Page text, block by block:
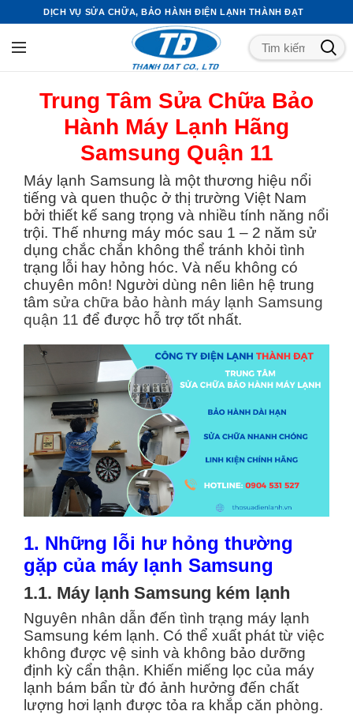
DỊCH VỤ SỬA CHỮA, BẢO HÀNH ĐIỆN LẠNH THÀNH ĐẠT
Trung Tâm Sửa Chữa Bảo
Hành Máy Lạnh Hãng
Samsung Quận 11
Máy lạnh Samsung là một thương hiệu nổi
tiếng và quen thuộc ở thị trường Việt Nam
bởi thiết kế sang trọng và nhiều tính năng nổi
trội. Thế nhưng máy móc sau 1 – 2 năm sử
dụng chắc chắn không thể tránh khỏi tình
trạng lỗi hay hỏng hóc. Và nếu không có
chuyên môn! Người dùng nên liên hệ trung
tâm sửa chữa bảo hành máy lạnh Samsung
quận 11 để được hỗ trợ tốt nhất.
1. Những lỗi hư hỏng thường
gặp của máy lạnh Samsung
1.1. Máy lạnh Samsung kém lạnh
Nguyên nhân dẫn đến tình trạng máy lạnh
Samsung kém lạnh. Có thể xuất phát từ việc
không được vệ sinh và không bảo dưỡng
định kỳ cẩn thận. Khiến miếng lọc của máy
lạnh bám bẩn từ đó ảnh hưởng đến chất
lượng hơi lạnh được tỏa ra khắp căn phòng.